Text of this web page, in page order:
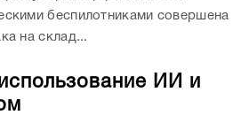
беспилотниками совершена
на склад...
ИИ и